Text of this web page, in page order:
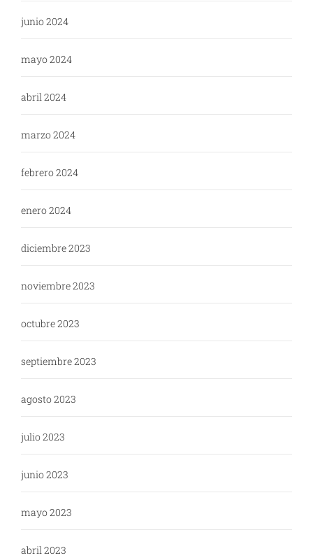
junio 2024
mayo 2024
abril 2024
marzo 2024
febrero 2024
enero 2024
diciembre 2023
noviembre 2023
octubre 2023
septiembre 2023
agosto 2023
julio 2023
junio 2023
mayo 2023
abril 2023